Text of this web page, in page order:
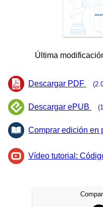
Última
Descargar PDF
Descargar ePUB
Comprar edición en
Vídeo tutorial: